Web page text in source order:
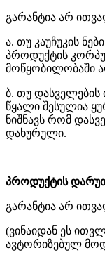
გარანტია არ
ა. თუ კაუჩუკის
პროდუქტის
მოწყობილობაში
ბ. თუ
წყალი შესულია
ნიშნავს რომ
დახურული.
პროდუქტის
გარანტია არ
(ვინაიდან ეს
ავტორიზებულ